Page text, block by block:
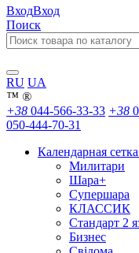
ВходВход
Поиск
RU UA
™ ®
+38 044-566-33-33 +38
050-444-70-31
Календарная
Милитари
Шара+
Супершара
КЛАССИК
Стандарт 2
Бизнес